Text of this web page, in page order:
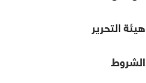
هيئة التحرير
الشروط